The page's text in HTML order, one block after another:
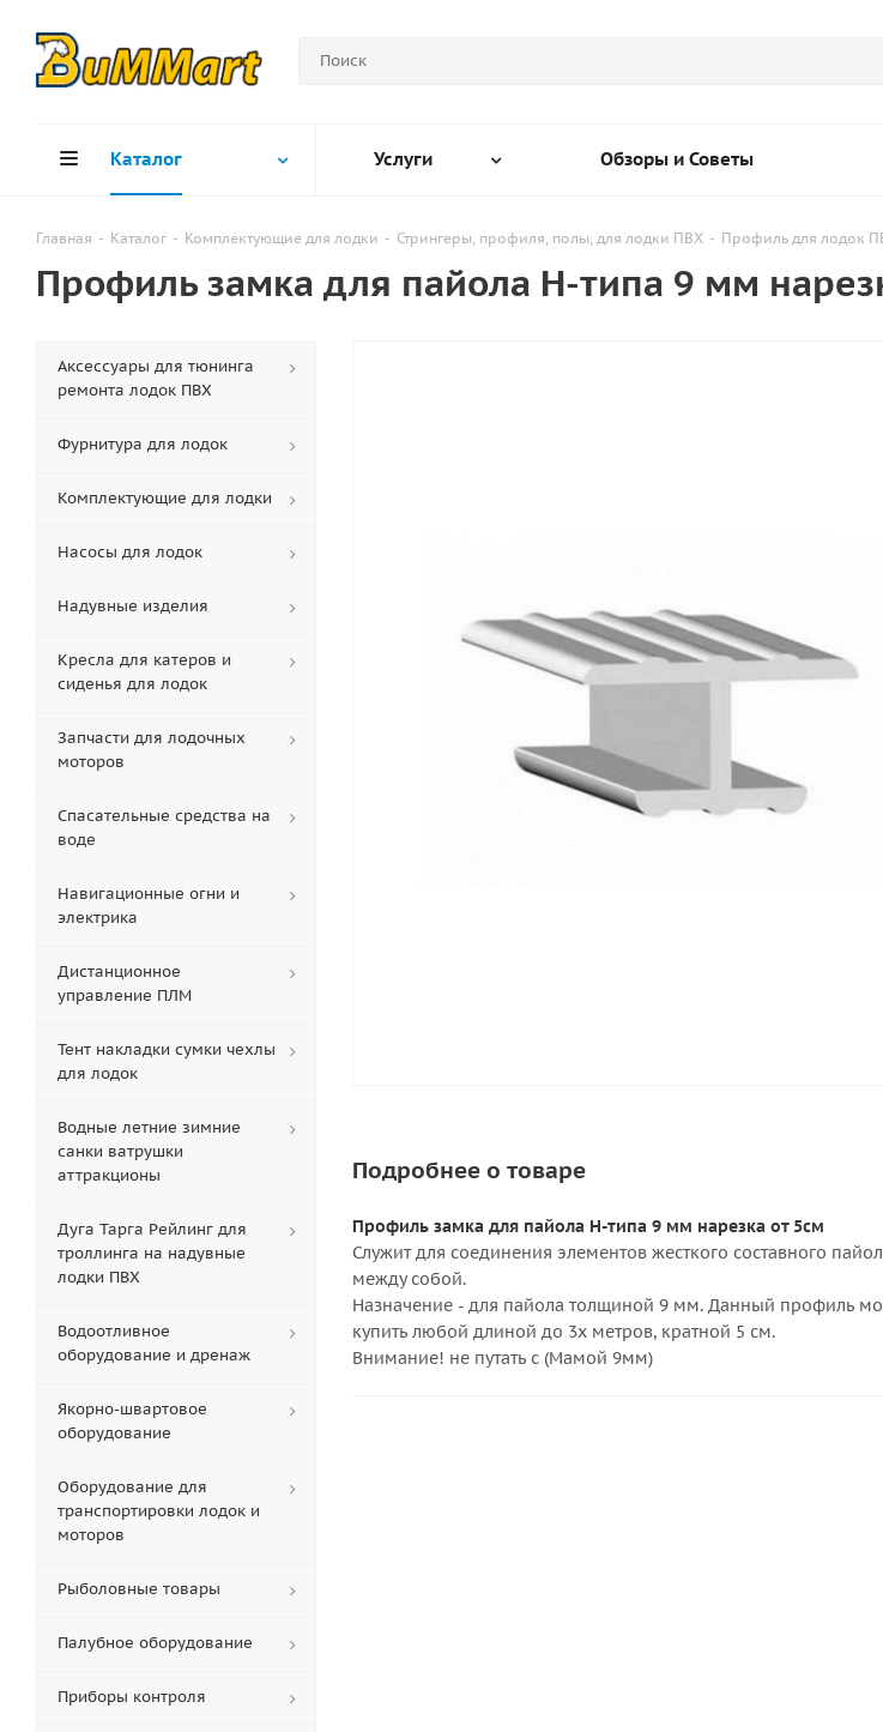
Каталог Услуги Обзоры и Советы
Главная - Каталог - Комплектующие для лодки - Стрингеры, профиля, полы, для лодки ПВХ - Профиль для лодок
Профиль замка для пайола H-типа 9 мм
Подробнее о товаре
Профиль замка для пайола H-типа 9 мм нарезка от 5см
Служит для соединения элементов жесткого составного
между собой.
Назначение - для пайола толщиной 9 мм. Данный профиль
купить любой длиной до 3х метров, кратной 5 см.
Внимание! не путать с (Мамой 9мм)
Аксессуары для тюнинга
ремонта лодок ПВХ
Фурнитура для лодок
Комплектующие для лодки
Насосы для лодок
Надувные изделия
Кресла для катеров и
сиденья для лодок
Запчасти для лодочных
моторов
Спасательные средства на
воде
Навигационные огни и
электрика
Дистанционное
управление ПЛМ
Тент накладки сумки чехлы
для лодок
Водные летние зимние
санки ватрушки
аттракционы
Дуга Тарга Рейлинг для
троллинга на надувные
лодки ПВХ
Водоотливное
оборудование и дренаж
Якорно-швартовое
оборудование
Оборудование для
транспортировки лодок и
моторов
Рыболовные товары
Палубное оборудование
Приборы контроля